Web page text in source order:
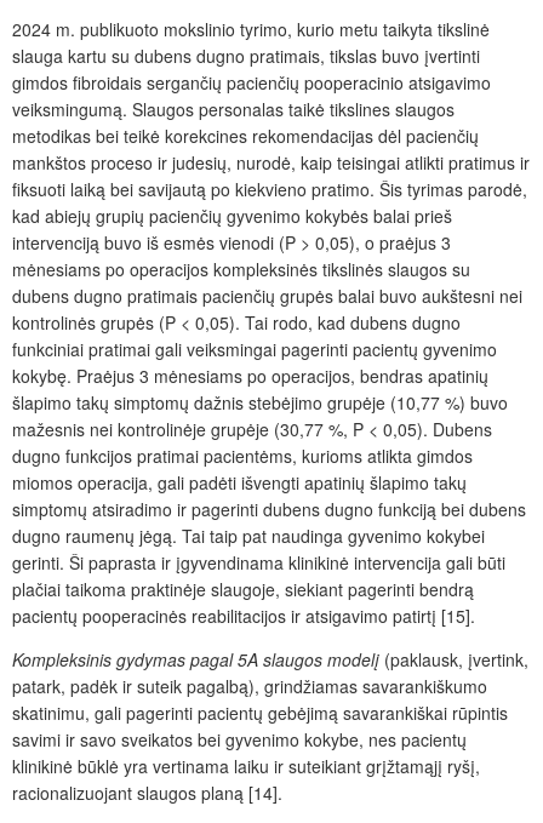
2024 m. publikuoto mokslinio tyrimo, kurio metu taikyta tikslinė
slauga kartu su dubens dugno pratimais, tikslas buvo įvertinti
gimdos fibroidais sergančių pacienčių pooperacinio atsigavimo
veiksmingumą. Slaugos personalas taikė tikslines slaugos
metodikas bei teikė korekcines rekomendacijas dėl pacienčių
mankštos proceso ir judesių, nurodė, kaip teisingai atlikti pratimus ir
fiksuoti laiką bei savijautą po kiekvieno pratimo. Šis tyrimas parodė,
kad abiejų grupių pacienčių gyvenimo kokybės balai prieš
intervenciją buvo iš esmės vienodi (P > 0,05), o praėjus 3
mėnesiams po operacijos kompleksinės tikslinės slaugos su
dubens dugno pratimais pacienčių grupės balai buvo aukštesni nei
kontrolinės grupės (P < 0,05). Tai rodo, kad dubens dugno
funkciniai pratimai gali veiksmingai pagerinti pacientų gyvenimo
kokybę. Praėjus 3 mėnesiams po operacijos, bendras apatinių
šlapimo takų simptomų dažnis stebėjimo grupėje (10,77 %) buvo
mažesnis nei kontrolinėje grupėje (30,77 %, P < 0,05). Dubens
dugno funkcijos pratimai pacientėms, kurioms atlikta gimdos
miomos operacija, gali padėti išvengti apatinių šlapimo takų
simptomų atsiradimo ir pagerinti dubens dugno funkciją bei dubens
dugno raumenų jėgą. Tai taip pat naudinga gyvenimo kokybei
gerinti. Ši paprasta ir įgyvendinama klinikinė intervencija gali būti
plačiai taikoma praktinėje slaugoje, siekiant pagerinti bendrą
pacientų pooperacinės reabilitacijos ir atsigavimo patirtį [15].
Kompleksinis gydymas pagal 5A slaugos modelį (paklausk, įvertink,
patark, padėk ir suteik pagalbą), grindžiamas savarankiškumo
skatinimu, gali pagerinti pacientų gebėjimą savarankiškai rūpintis
savimi ir savo sveikatos bei gyvenimo kokybe, nes pacientų
klinikinė būklė yra vertinama laiku ir suteikiant grįžtamąjį ryšį,
racionalizuojant slaugos planą [14].